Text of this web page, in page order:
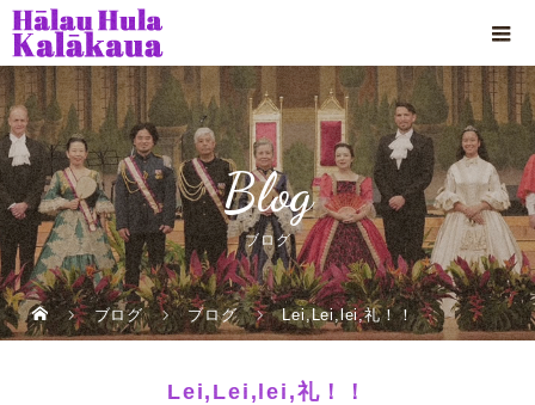
Blog
ブログ
ブログ ブログ Lei,Lei,lei,礼！！
Lei,Lei,lei,礼！！